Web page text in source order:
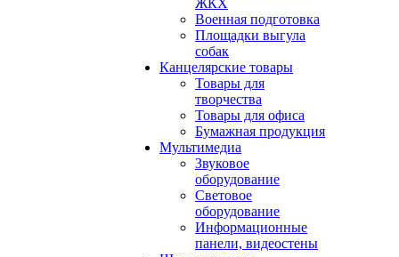
ЖКХ
Военная подготовка
Площадки выгула
собак
Канцелярские товары
Товары для
творчества
Товары для офиса
Бумажная продукция
Мультимедиа
Звуковое
оборудование
Световое
оборудование
Информационные
панели, видеостены